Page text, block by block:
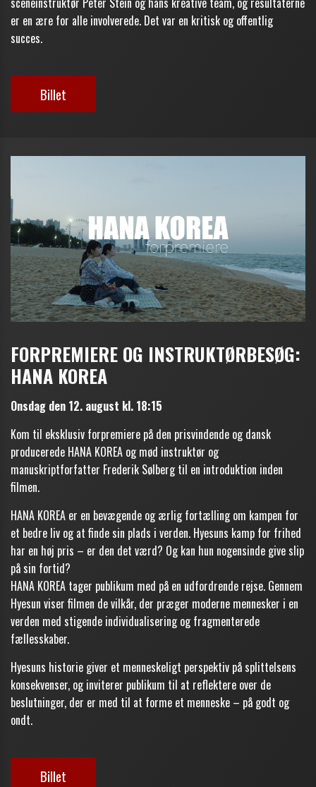
er en ære for alle involverede. Det var en kritisk og offentlig
succes.
Billet
FORPREMIERE OG INSTRUKTØRBESØG:
HANA KOREA
Onsdag den 12. august kl. 18:15
Kom til eksklusiv forpremiere på den prisvindende og dansk
producerede HANA KOREA og mød instruktør og
manuskriptforfatter Frederik Sølberg til en introduktion inden
filmen.
HANA KOREA er en bevægende og ærlig fortælling om kampen for
et bedre liv og at finde sin plads i verden. Hyesuns kamp for frihed
har en høj pris – er den det værd? Og kan hun nogensinde give slip
på sin fortid?
HANA KOREA tager publikum med på en udfordrende rejse. Gennem
Hyesun viser filmen de vilkår, der præger moderne mennesker i en
verden med stigende individualisering og fragmenterede
fællesskaber.
Hyesuns historie giver et menneskeligt perspektiv på splittelsens
konsekvenser, og inviterer publikum til at reflektere over de
beslutninger, der er med til at forme et menneske – på godt og
ondt.
Billet